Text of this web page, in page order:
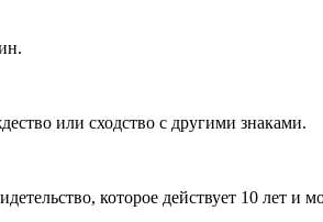
или сходство с другими знаками.
которое действует 10 лет и